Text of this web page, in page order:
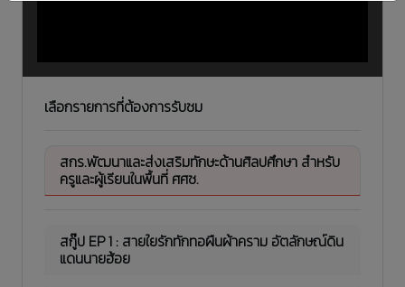
เลือกรายการที่ต้องการรับชม
สกร.พัฒนาและส่งเสริมทักษะด้านศิลปศึกษา สำหรับ
ครูและผู้เรียนในพื้นที่ ศศช.
สกู๊ป EP 1 : สายใยรักทักทอผืนผ้าคราม อัตลักษณ์ดิน
แดนนายฮ้อย